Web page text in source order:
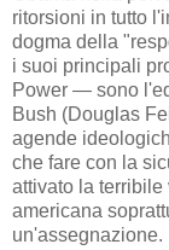
ritorsioni in tutto
dogma della
i suoi principali
Power — sono
Bush (Douglas
agende
che fare con la
attivato la
americana
un'assegnazione.